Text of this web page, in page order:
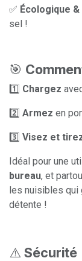
✅ Écologique &
sel !
🎯
1️⃣ Chargez
2️⃣ Armez en
3️⃣ Visez et
Idéal pour une
bureau, et
les nuisibles qui
détente !
⚠️ Sécurité